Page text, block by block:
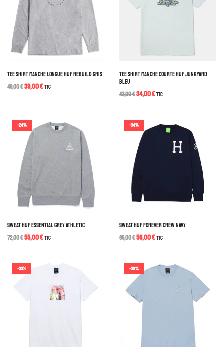
TEE SHIRT MANCHE LONGUE HUF REBUILD GRIS
49,00€39,00€TTC
TEE SHIRT MANCHE COURTE HUF JUNKYARD
BLEU
43,00€34,00€TTC
-24%
SWEAT HUF ESSENTIAL GREY ATHLETIC
72,00€55,00€TTC
-34%
SWEAT HUF FOREVER CREW NAVY
85,00€56,00€TTC
-33% -36%